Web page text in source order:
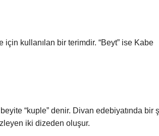
için kullanılan bir terimdir. “Beyt” ise Kabe
“kuple” denir. Divan edebiyatında bir
iki dizeden oluşur.